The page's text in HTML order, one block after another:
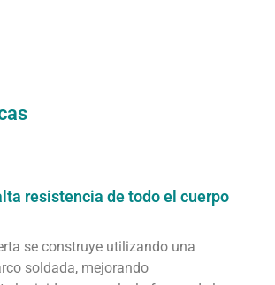
resistencia de todo el cuerpo
se construye utilizando una
soldada, mejorando